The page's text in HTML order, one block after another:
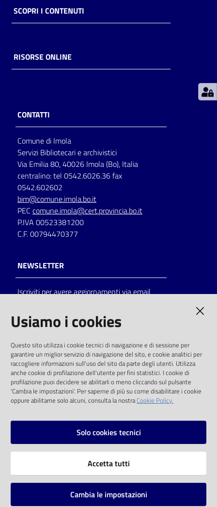
Piani
Decentrate
Seguici
su
on line
Eventi
Chiedi al
bibliotecario
Avvisi
SCOPRI I CONTENUTI
RISORSE ONLINE
CONTATTI
Comune di Imola
Servizi Bibliotecari e archivistici
Via Emilia 80, 40026 Imola (Bo), Italia
centralino: tel 0542.6026.36 fax
0542.602602
bim@comune.imola.bo.it
PEC comune.imola@cert.provincia.bo.it
P.IVA 00523381200
C.F. 00794470377
NEWSLETTER
Iscriviti per avere aggiornamenti via email
solo alle condizioni previste dalla direttiva
comunitaria 2003/98/CE e dal d.lgs. 36/2006
SOCIAL
Instagram
Vai alla pagina
Usiamo i cookies
Questo sito utilizza i cookie tecnici di navigazione e di sessione per
garantire un miglior servizio di navigazione del sito, e cookie analitici per
raccogliere informazioni sull'uso del sito da parte degli utenti. Utilizza
anche cookie di profilazione dell'utente per fini statistici. I cookie di
profilazione puoi decidere se abilitarli o meno cliccando sul pulsante
'Cambia le impostazioni'. Per saperne di più su come disabilitare i cookie
oppure abilitarne solo alcuni, consulta la nostraCookie Policy.
Solo cookies tecnici
Accetta tutti
Cambia le impostazioni